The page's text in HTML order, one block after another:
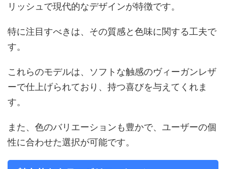
リッシュで現代的なデザインが特徴です。
特に注目すべきは、その質感と色味に関する工夫で
す。
これらのモデルは、ソフトな触感のヴィーガンレザ
ーで仕上げられており、持つ喜びを与えてくれま
す。
また、色のバリエーションも豊かで、ユーザーの個
性に合わせた選択が可能です。